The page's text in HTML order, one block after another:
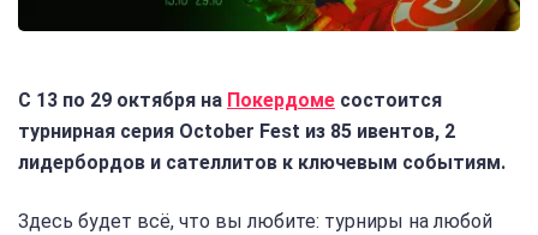
С 13 по 29 октября на Покердоме состоится
турнирная серия October Fest из 85 ивентов, 2
лидербордов и сателлитов к ключевым событиям.
Здесь будет всё, что вы любите: турниры на любой